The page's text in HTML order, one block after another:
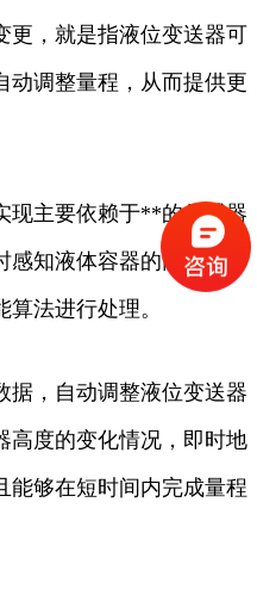
更，就是指液位变送器可
动调整量程，从而提供更
现主要依赖于**的传感器
感知液体容器的高度变
法进行处理。
据，自动调整液位变送器
高度的变化情况，即时地
能够在短时间内完成量程